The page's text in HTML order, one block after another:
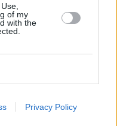
of my
with the
Privacy Policy